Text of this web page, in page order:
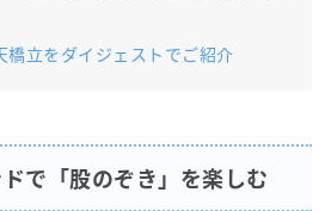
立をダイジェストでご紹介
で「股のぞき」を楽しむ